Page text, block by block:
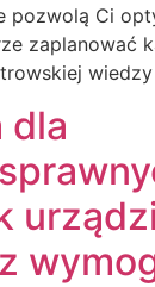
pozwolą Ci
zaplanować
dla